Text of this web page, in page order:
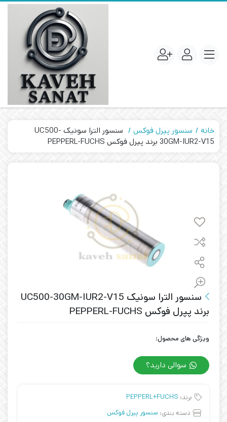
خانه سنسور پپرل فوکس
سنسور الترا سونیک UC500-
30GM-IUR2-V15 برند پپرل فوکس PEPPERL-FUCHS
سنسور الترا سونیک UC500-30GM-IUR2-V15
برند پپرل فوکس PEPPERL-FUCHS
ویژگی های محصول:
سوالی دارید؟
برند: PEPPERL+FUCHS
دسته بندی: سنسور پپرل فوکس